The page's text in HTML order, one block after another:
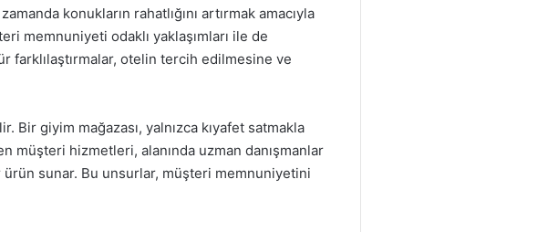
konukların rahatlığını artırmak amacıyla
memnuniyeti odaklı yaklaşımları ile de
otelin tercih edilmesine ve
giyim mağazası, yalnızca kıyafet satmakla
müşteri hizmetleri, alanında uzman danışmanlar
sunar. Bu unsurlar, müşteri memnuniyetini